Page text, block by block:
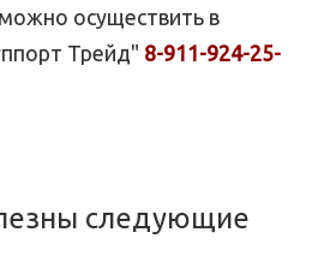
осуществить в
Трейд" 8-911-924-25-
следующие